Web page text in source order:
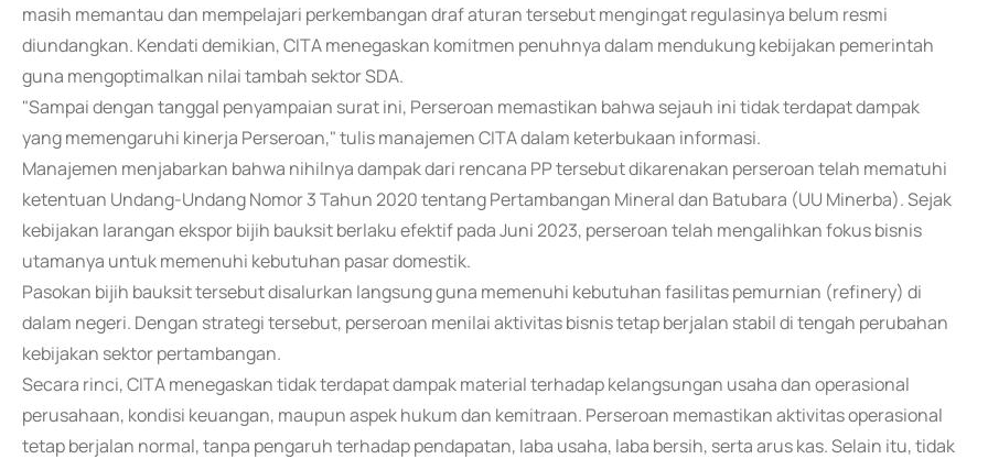
masih memantau dan mempelajari perkembangan draf aturan tersebut mengingat regulasinya belum resmi
diundangkan. Kendati demikian, CITA menegaskan komitmen penuhnya dalam mendukung kebijakan pemerintah
guna mengoptimalkan nilai tambah sektor SDA.
"Sampai dengan tanggal penyampaian surat ini, Perseroan memastikan bahwa sejauh ini tidak terdapat dampak
yang memengaruhi kinerja Perseroan," tulis manajemen CITA dalam keterbukaan informasi.
Manajemen menjabarkan bahwa nihilnya dampak dari rencana PP tersebut dikarenakan perseroan telah mematuhi
ketentuan Undang-Undang Nomor 3 Tahun 2020 tentang Pertambangan Mineral dan Batubara (UU Minerba). Sejak
kebijakan larangan ekspor bijih bauksit berlaku efektif pada Juni 2023, perseroan telah mengalihkan fokus bisnis
utamanya untuk memenuhi kebutuhan pasar domestik.
Pasokan bijih bauksit tersebut disalurkan langsung guna memenuhi kebutuhan fasilitas pemurnian (refinery) di
dalam negeri. Dengan strategi tersebut, perseroan menilai aktivitas bisnis tetap berjalan stabil di tengah perubahan
kebijakan sektor pertambangan.
Secara rinci, CITA menegaskan tidak terdapat dampak material terhadap kelangsungan usaha dan operasional
perusahaan, kondisi keuangan, maupun aspek hukum dan kemitraan. Perseroan memastikan aktivitas operasional
tetap berjalan normal, tanpa pengaruh terhadap pendapatan, laba usaha, laba bersih, serta arus kas. Selain itu, tidak